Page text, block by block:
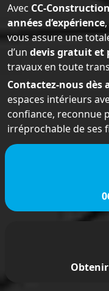
Avec CC-Construction
années d’expérience
vous assure une
d’un devis gratuit et
travaux en toute
Contactez-nous dès
espaces intérieurs
confiance, reconnue
irréprochable de ses